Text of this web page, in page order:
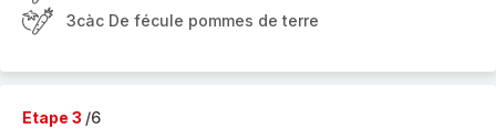
3càc De fécule pommes de terre
Etape 3 /6